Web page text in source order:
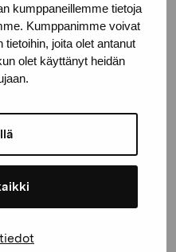
kumppaneillemme tietoja
Kumppanimme voivat
joita olet antanut
olet käyttänyt heidän
our